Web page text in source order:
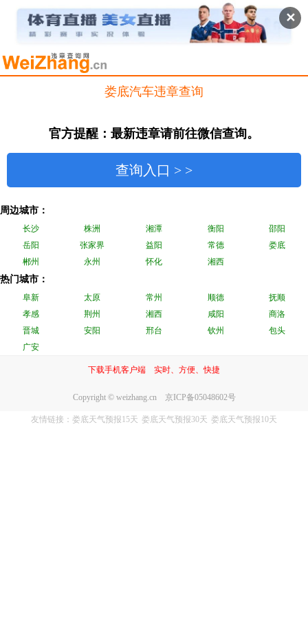
✕
娄底汽车违章查询
官方提醒：最新违章请前往微信查询。
查询入口 > >
周边城市：
长沙 株洲 湘潭 衡阳
邵阳
岳阳
张家界 益阳 常德
娄底
郴州
永州 怀化 湘西
热门城市：
阜新 太原 常州 顺德
抚顺
孝感
荆州 湘西 咸阳
商洛
晋城
安阳 邢台 钦州
包头
广安
下载手机客户端 实时、方便、快捷
Copyright © weizhang.cn 京ICP备05048602号
友情链接： 娄底天气预报15天 娄底天气预报30天 娄底天气预报10天